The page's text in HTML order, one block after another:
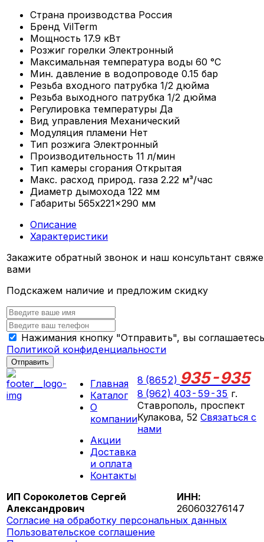
Страна производства Россия
Бренд VilTerm
Мощность 17.9 кВт
Розжиг горелки Электронный
Максимальная температура воды 60 °С
Мин. давление в водопроводе 0.15 бар
Резьба входного патрубка 1/2 дюйма
Резьба выходного патрубка 1/2 дюйма
Регулировка температуры Да
Вид управления Механический
Модуляция пламени Нет
Тип розжига Электронный
Производительность 11 л/мин
Тип камеры сгорания Открытая
Макс. расход природ. газа 2.22 м³/час
Диаметр дымохода 122 мм
Габариты 565x221x290 мм
Описание
Характеристики
Закажите обратный звонок и наш консультант
вами
Подскажем наличие и предложим скидку
Нажимания кнопку "Отправить", вы
Политикой конфиденциальности
Отправить
Главная
Каталог
О
компании
Акции
Доставка
и оплата
Контакты
8 (8652) 935-935
8 (962) 403-59-35 г.
Ставрополь, проспект
Кулакова, 52Связаться с
нами
ИП Сороколетов Сергей
Александрович
ИНН:
260603276147
Согласие на обработку персональных данных
Пользовательское соглашение